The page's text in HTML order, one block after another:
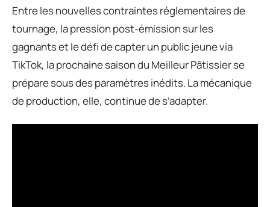
Entre les nouvelles contraintes réglementaires de
tournage, la pression post-émission sur les
gagnants et le défi de capter un public jeune via
TikTok, la prochaine saison du Meilleur Pâtissier se
prépare sous des paramètres inédits. La mécanique
de production, elle, continue de s’adapter.